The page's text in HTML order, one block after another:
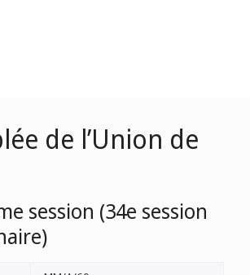
de l’Union de
session (34e session